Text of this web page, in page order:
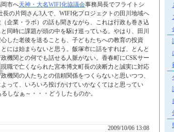
市へ天神・大名WIFI化協議会事務局長でフライトシ
の片岡さん3人で、WIFI化プロジェクトの田川地域へ
企業・ラボ）の話も聞きながら、これは行政も巻き込
同時に課題が頭の中を駆け巡っている。やはり、田川
した老後を送ることも、子どもたちへの教育の投資
には始まらないと思う。飯塚市に話をすれば、とんと
機関との何でも話せる人脈がない。香春町にCSKサー
職で亡くなられた宮本博文町長の決断力と誠実に対応
機関の人たちとの信頼関係をつくらないと思いつつ、
って、いろいろ投げかけていかなくてはと思ってい
しなぁ～・・・どうしたものか。
2009/10/06 13:08